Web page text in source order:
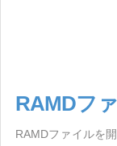
RAMDフ
RAMDファイルを